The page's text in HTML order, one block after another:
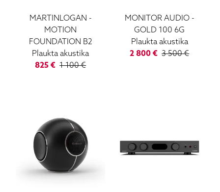
MARTINLOGAN -
MOTION
FOUNDATION B2
Plaukta akustika
825 € 1 100€
MONITOR AUDIO-
GOLD 100 6G
Plaukta akustika
2 800 € 3 500€